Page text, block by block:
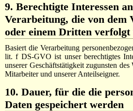
9. Berechtigte Interessen
Verarbeitung, die von dem
oder einem Dritten verfolgt
Basiert die Verarbeitung
lit. f DS-GVO ist unser berechtigtes
unserer Geschäftstätigkeit zugunsten
Mitarbeiter und unserer Anteilseigner.
10. Dauer, für die die
Daten gespeichert werden